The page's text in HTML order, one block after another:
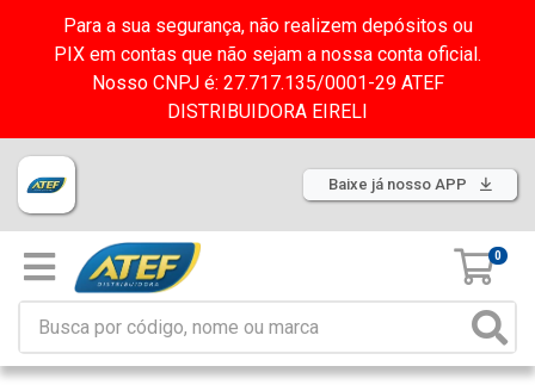
Para a sua segurança, não realizem depósitos ou
PIX em contas que não sejam a nossa conta oficial.
Nosso CNPJ é: 27.717.135/0001-29 ATEF
DISTRIBUIDORA EIRELI
Baixe já nosso APP
0